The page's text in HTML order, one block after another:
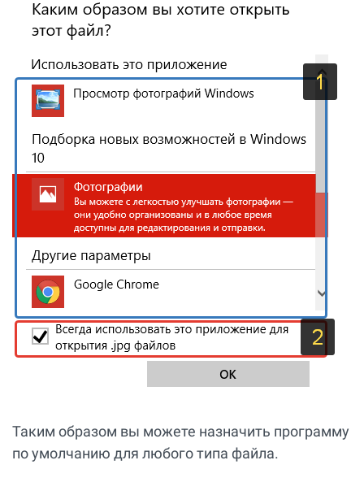
Таким образом вы можете назначить программу
по умолчанию для любого типа файла.